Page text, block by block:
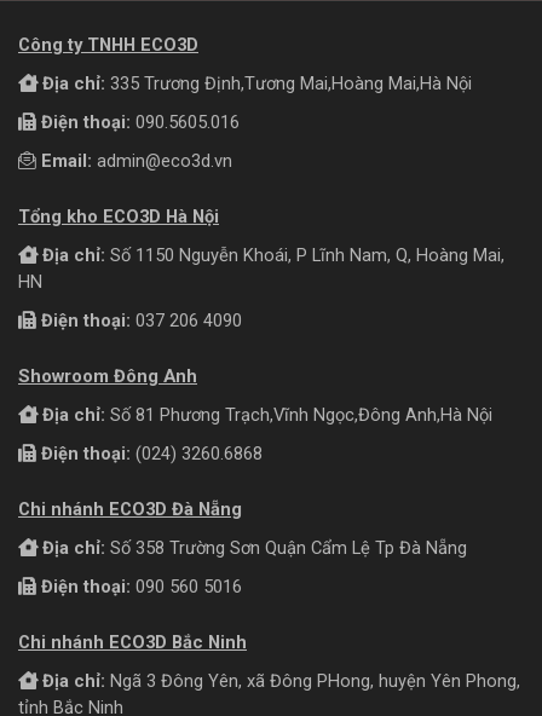
Công ty TNHH ECO3D
Địa chỉ: 335 Trương Định,Tương Mai,Hoàng Mai,Hà Nội
Điện thoại: 090.5605.016
Email: admin@eco3d.vn
Tổng kho ECO3D Hà Nội
Địa chỉ: Số 1150 Nguyễn Khoái, P Lĩnh Nam, Q, Hoàng Mai,
HN
Điện thoại: 037 206 4090
Showroom Đông Anh
Địa chỉ: Số 81 Phương Trạch,Vĩnh Ngọc,Đông Anh,Hà Nội
Điện thoại: (024) 3260.6868
Chi nhánh ECO3D Đà Nẵng
Địa chỉ: Số 358 Trường Sơn Quận Cẩm Lệ Tp Đà Nẵng
Điện thoại: 090 560 5016
Chi nhánh ECO3D Bắc Ninh
Địa chỉ: Ngã 3 Đông Yên, xã Đông PHong, huyện Yên Phong,
tỉnh Bắc Ninh